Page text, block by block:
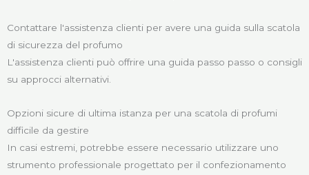
Contattare l'assistenza clienti per avere una guida sulla scatola
di sicurezza del profumo
L'assistenza clienti può offrire una guida passo passo o consigli
su approcci alternativi.
Opzioni sicure di ultima istanza per una scatola di profumi
difficile da gestire
In casi estremi, potrebbe essere necessario utilizzare uno
strumento professionale progettato per il confezionamento